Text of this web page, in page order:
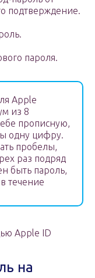
подтверждение.
пароля.
Apple
из 8
прописную,
одну цифру.
пробелы,
раз подряд
быть пароль,
течение
Apple ID
на